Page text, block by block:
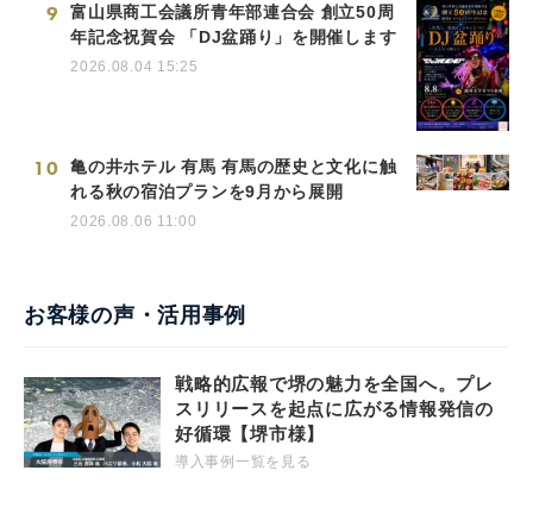
9
富山県商工会議所青年部連合会 創立50周
年記念祝賀会 「DJ盆踊り」を開催します
2026.08.04 15:25
10
亀の井ホテル 有馬 有馬の歴史と文化に触
れる秋の宿泊プランを9月から展開
2026.08.06 11:00
お客様の声・活用事例
戦略的広報で堺の魅力を全国へ。プレ
スリリースを起点に広がる情報発信の
好循環【堺市様】
導入事例一覧を見る